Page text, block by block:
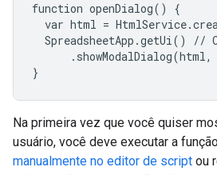
function openDialog() {
var html =
SpreadsheetApp.getUi() //
}
Na primeira vez que você quiser
usuário, você deve executar a
manualmente no editor de script ou